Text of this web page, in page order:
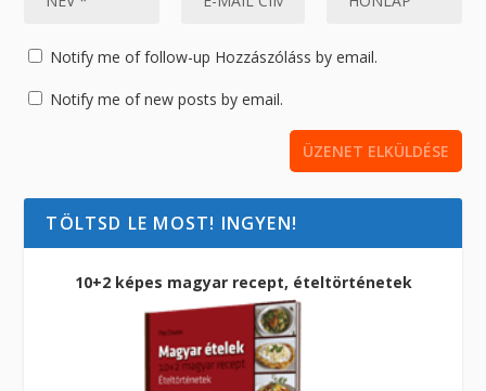
Notify me of follow-up Hozzászóláss by email.
Notify me of new posts by email.
TÖLTSD LE MOST! INGYEN!
10+2 képes magyar recept, ételtörténetek